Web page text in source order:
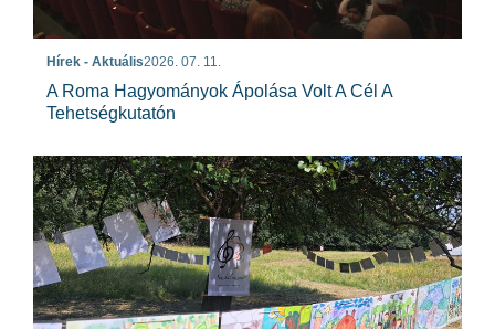
Hírek - Aktuális2026. 07. 11.
A Roma Hagyományok Ápolása Volt A Cél A
Tehetségkutatón